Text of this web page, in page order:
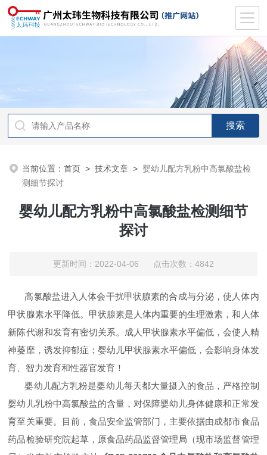
当前位置：首页 >技术文章 >婴幼儿配方乳粉中高氯酸盐检
测细节探讨
婴幼儿配方乳粉中高氯酸盐检测细节
探讨
更新时间：2022-04-06 点击次数：4842
高氯酸盐进入人体会干扰甲状腺素的合成与分泌，使人体内
甲状腺素水平降低。甲状腺素是人体内重要的生理激素，和人体
新陈代谢和发育有密切关系。成人甲状腺素水平偏低，会使人精
神萎靡，诱发抑郁症；婴幼儿甲状腺素水平偏低，会影响身体发
育、智力发育和性器官发育！
婴幼儿配方乳粉是婴幼儿每天都大量摄入的食品，严格控制
婴幼儿乳粉中高氯酸盐的含量，对保障婴幼儿身体健康和正常发
育至关重要。目前，食品安全监管部门，主要依据由成都市食品
药品检验研究院起草， 原食品药品监督管理局（现市场监督管理